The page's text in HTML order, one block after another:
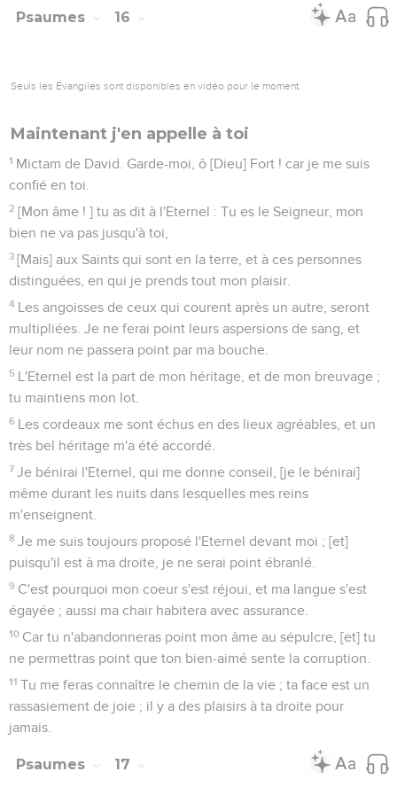
Psaumes 16
Seuls les Évangiles sont disponibles en vidéo pour le moment.
Maintenant j'en appelle à toi
1 Mictam de David. Garde-moi, ô [Dieu] Fort ! car je me suis
confié en toi.
2 [Mon âme ! ] tu as dit à l'Eternel : Tu es le Seigneur, mon
bien ne va pas jusqu'à toi,
3 [Mais] aux Saints qui sont en la terre, et à ces personnes
distinguées, en qui je prends tout mon plaisir.
4 Les angoisses de ceux qui courent après un autre, seront
multipliées. Je ne ferai point leurs aspersions de sang, et
leur nom ne passera point par ma bouche.
5 L'Eternel est la part de mon héritage, et de mon breuvage ;
tu maintiens mon lot.
6 Les cordeaux me sont échus en des lieux agréables, et un
très bel héritage m'a été accordé.
7 Je bénirai l'Eternel, qui me donne conseil, [je le bénirai]
même durant les nuits dans lesquelles mes reins
m'enseignent.
8 Je me suis toujours proposé l'Eternel devant moi ; [et]
puisqu'il est à ma droite, je ne serai point ébranlé.
9 C'est pourquoi mon coeur s'est réjoui, et ma langue s'est
égayée ; aussi ma chair habitera avec assurance.
10 Car tu n'abandonneras point mon âme au sépulcre, [et] tu
ne permettras point que ton bien-aimé sente la corruption.
11 Tu me feras connaître le chemin de la vie ; ta face est un
rassasiement de joie ; il y a des plaisirs à ta droite pour
jamais.
Psaumes 17